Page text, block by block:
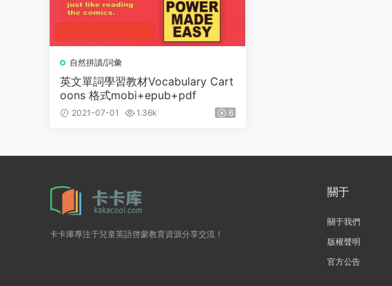
自然拼讀/詞彙
英文單詞學習教材Vocabulary Cart
oons 格式mobi+epub+pdf
2021-07-01 1.36k 6
卡卡庫專注于兒童英語啓蒙教育資源分享交流！
關于
關于我們
版權聲明
官方公告